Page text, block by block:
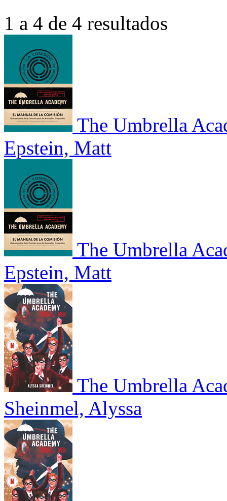
1 a 4 de 4 resultados
The Umbrella
Epstein, Matt
The Umbrella
Epstein, Matt
The Umbrella
Sheinmel, Alyssa